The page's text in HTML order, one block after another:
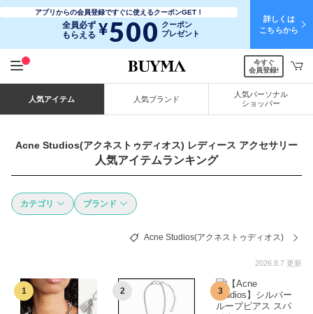
アプリからの会員登録ですぐに使えるクーポンGET！
全員必ず
もらえる ¥500 クーポン
プレゼント
詳しくは
こちらから
今すぐ
会員登録!
人気アイテム 人気ブランド
人気パーソナル
ショッパー
Acne Studios(アクネストゥディオス) レディース アクセサリー
人気アイテムランキング
カテゴリ ブランド
Acne Studios(アクネストゥディオス)
2026.8.7 更新
1 2 3